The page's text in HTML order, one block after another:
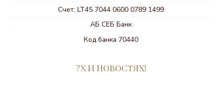
Счет: LT45 7044 0600 0789 1499
АБ СЕБ Банк
Код банка 70440
?Х И НОВОСТЯХ!